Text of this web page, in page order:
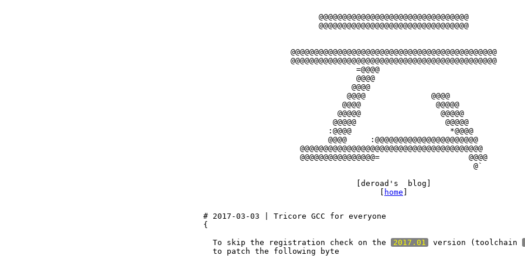
      @@@@@@@@@@@@@@@@@@@@@@@@@@@@@@@@
      @@@@@@@@@@@@@@@@@@@@@@@@@@@@@@@@
@@@@@@@@@@@@@@@@@@@@@@@@@@@@@@@@@@@@@@@@@@@@
@@@@@@@@@@@@@@@@@@@@@@@@@@@@@@@@@@@@@@@@@@@@
              =@@@@
              @@@@
             @@@@
            @@@@              @@@@
           @@@@                @@@@@
          @@@@@                 @@@@@
         @@@@@                   @@@@@
        :@@@@                     *@@@@
        @@@@     :@@@@@@@@@@@@@@@@@@@@@@
  @@@@@@@@@@@@@@@@@@@@@@@@@@@@@@@@@@@@@@@
  @@@@@@@@@@@@@@@@=                   @@@@
                                       @`
              [deroad's  blog]
home
# 2017-03-03 | Tricore GCC for everyone
{
  To skip the registration check on the
2017.01 version (toolchain
  to patch the following byte